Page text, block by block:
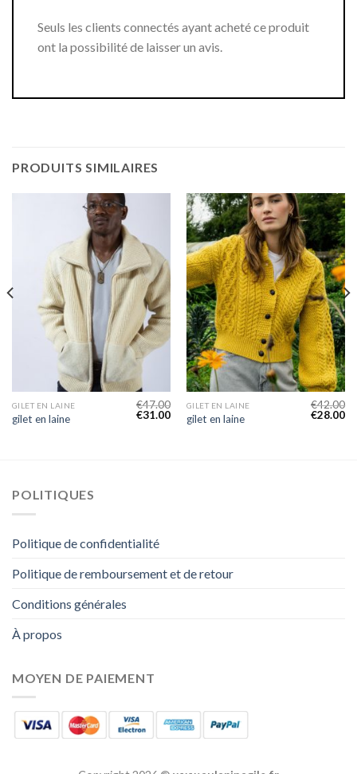
Seuls les clients connectés ayant acheté ce produit
ont la possibilité de laisser un avis.
PRODUITS SIMILAIRES
GILET EN LAINE
gilet en laine
€47.00
€31.00
GILET EN LAINE
gilet en laine
€42.00
€28.00
POLITIQUES
Politique de confidentialité
Politique de remboursement et de retour
Conditions générales
À propos
MOYEN DE PAIEMENT